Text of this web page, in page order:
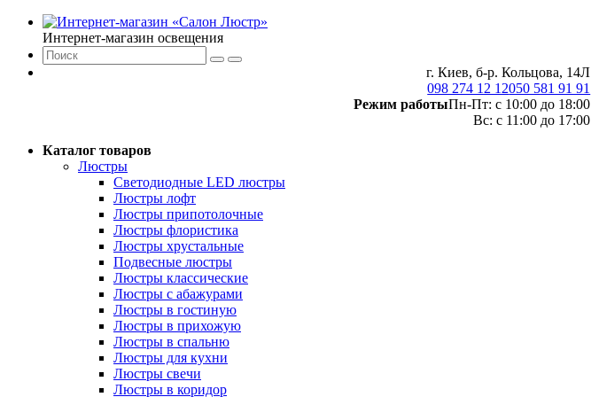
Интернет-магазин освещения
г. Киев, б-р. Кольцова, 14Л
098 274 12 12050 581 91 91
Режим работыПн-Пт: с 10:00 до 18:00
Вс: с 11:00 до 17:00
Каталог товаров
Люстры
Светодиодные LED люстры
Люстры лофт
Люстры припотолочные
Люстры флористика
Люстры хрустальные
Подвесные люстры
Люстры классические
Люстры с абажурами
Люстры в гостиную
Люстры в прихожую
Люстры в спальню
Люстры для кухни
Люстры свечи
Люстры в коридор